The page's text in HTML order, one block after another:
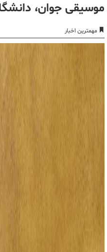
موسیقی جوان،
مهمترین اخبار